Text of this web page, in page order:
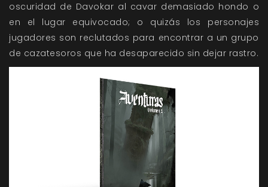
oscuridad de Davokar al cavar demasiado hondo o
en el lugar equivocado; o quizás los personajes
jugadores son reclutados para encontrar a un grupo
de cazatesoros que ha desaparecido sin dejar rastro.